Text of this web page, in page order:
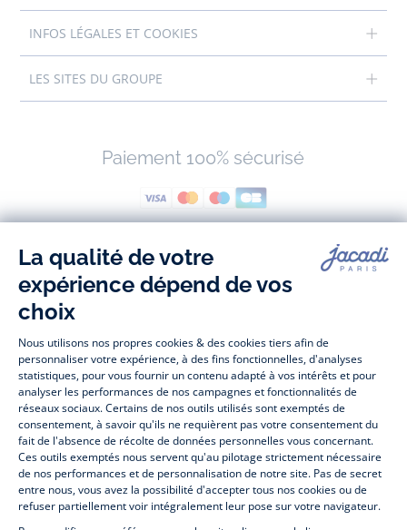
INFOS LÉGALES ET COOKIES
LES SITES DU GROUPE
Paiement 100% sécurisé
Suivez-nous
Facebook
Jacadi
Paris
Tiktok
Jacadi
Paris
Instagram
Jacadi
Paris
Jacadi
Paris
Jacadi Paris vous propose sur sa boutique en ligne une grande variété de
vêtements et chaussures , à la fois élégants et intemporels. Retrouvez,
entre autres, nos collections de body, blouse et combinaison pour les
nouveaux-nés , de t-shirt, pull et short pour les bébés et de pantalons,
chaussettes et accessoires pour les enfants
de 1 mois à 12 ans.
Découvrez nos collections mode et tendance pour filles et garçons.
Profitez aussi de nos collections spéciales fête de fin d’année et trouvez
des idées cadeaux de Noël
. Un heureux événement est arrivé ?